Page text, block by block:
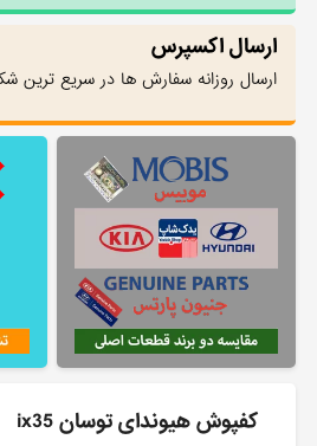
ارسال اکسپرس
ارسال روزانه سفارش ها در سریع ترین
کفپوش هیوندای توسان ix35